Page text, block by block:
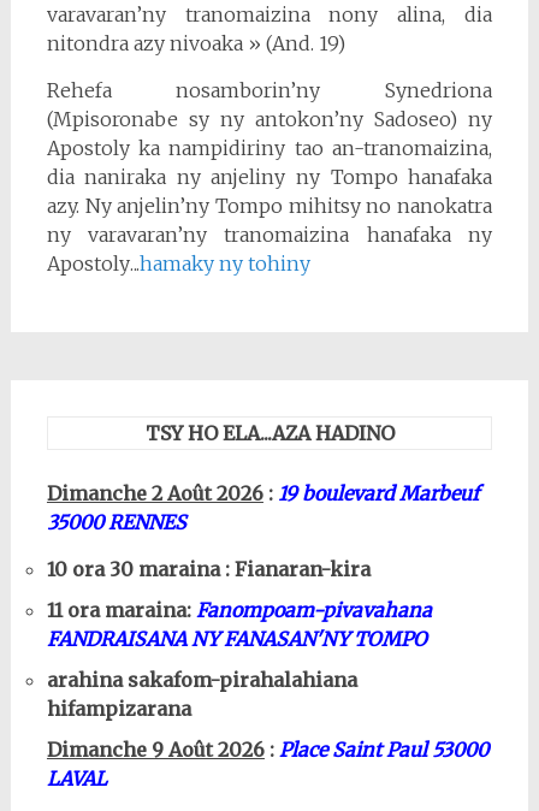
varavaran’ny tranomaizina nony alina, dia
nitondra azy nivoaka » (And. 19)
Rehefa nosamborin’ny Synedriona
(Mpisoronabe sy ny antokon’ny Sadoseo) ny
Apostoly ka nampidiriny tao an-tranomaizina,
dia naniraka ny anjeliny ny Tompo hanafaka
azy. Ny anjelin’ny Tompo mihitsy no nanokatra
ny varavaran’ny tranomaizina hanafaka ny
Apostoly...hamaky ny tohiny
TSY HO ELA...AZA HADINO
Dimanche 2 Août 2026: 19 boulevard Marbeuf
35000 RENNES
10 ora 30 maraina : Fianaran-kira
11 ora maraina: Fanompoam-pivavahana
FANDRAISANA NY FANASAN'NY TOMPO
arahina sakafom-pirahalahiana
hifampizarana
Dimanche 9 Août 2026: Place Saint Paul 53000
LAVAL